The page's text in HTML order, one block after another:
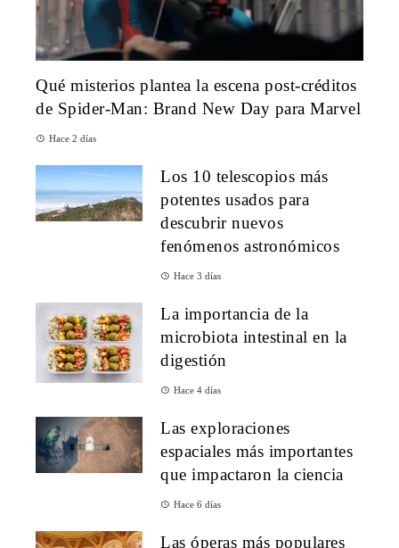
Qué misterios plantea la escena post-créditos
de Spider-Man: Brand New Day para Marvel
Hace 2 días
Los 10 telescopios más
potentes usados para
descubrir nuevos
fenómenos astronómicos
Hace 3 días
La importancia de la
microbiota intestinal en la
digestión
Hace 4 días
Las exploraciones
espaciales más importantes
que impactaron la ciencia
Hace 6 días
Las óperas más populares